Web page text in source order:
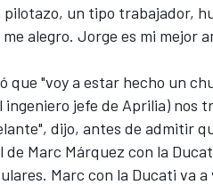
pilotazo, un tipo trabajador,
alegro. Jorge es mi mejor
que "voy a estar hecho un
ingeniero jefe de Aprilia) nos
dijo, antes de admitir
de Marc Márquez con la
Marc con la Ducati va a